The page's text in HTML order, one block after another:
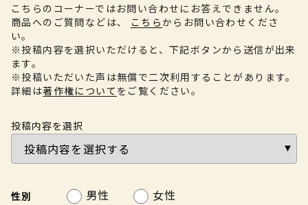
こちらのコーナーではお問い合わせにお答えできません。
商品へのご質問などは、
こちらからお問い合わせくださ
い。
※投稿内容を選択いただけると、下記ボタンから送信が出来
ます。
※投稿いただいた声は無償で二次利用することがあります。
詳細は著作権について をご覧ください。
投稿内容を選択
性別 男性 女性